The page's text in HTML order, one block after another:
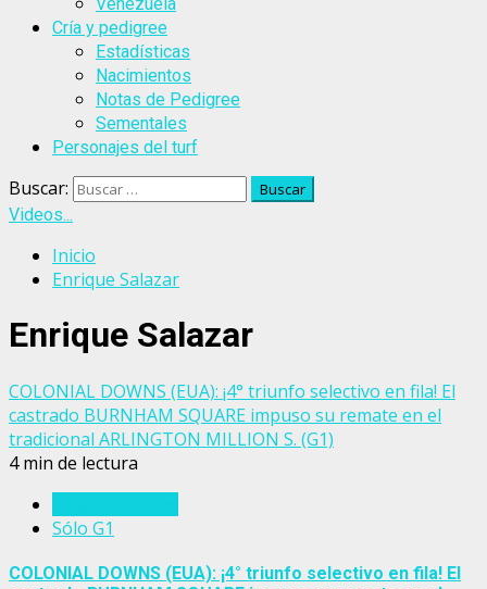
Cría y pedigree
Estadísticas
Nacimientos
Notas de Pedigree
Sementales
Personajes del turf
Buscar:
Videos...
Inicio
Enrique Salazar
Enrique Salazar
COLONIAL DOWNS (EUA): ¡4° triunfo selectivo en fila! El
castrado BURNHAM SQUARE impuso su remate en el
tradicional ARLINGTON MILLION S. (G1)
4 min de lectura
Sólo G1
COLONIAL DOWNS (EUA): ¡4° triunfo selectivo en fila! El